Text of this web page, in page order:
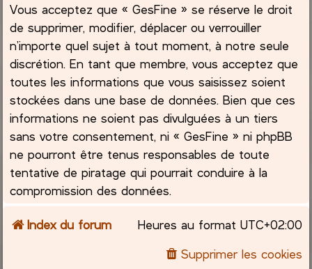
Vous acceptez que « GesFine » se réserve le droit
de supprimer, modifier, déplacer ou verrouiller
n’importe quel sujet à tout moment, à notre seule
discrétion. En tant que membre, vous acceptez que
toutes les informations que vous saisissez soient
stockées dans une base de données. Bien que ces
informations ne soient pas divulguées à un tiers
sans votre consentement, ni « GesFine » ni phpBB
ne pourront être tenus responsables de toute
tentative de piratage qui pourrait conduire à la
compromission des données.
Index du forum Heures au format UTC+02:00
Supprimer les cookies